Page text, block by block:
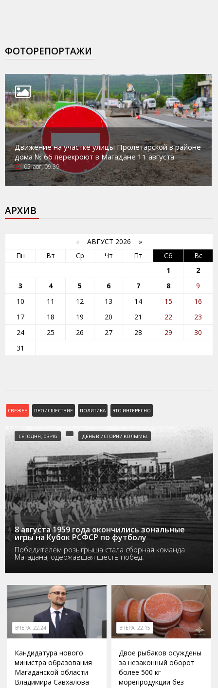
ФОТОРЕПОРТАЖИ
Движение на участке улицы Пролетарской в районе
дома № 66 перекроют в Магадане 11 августа
05-авг, 09:39
АРХИВ
« АВГУСТ 2026 »
Пн
Вт Ср Чт Пт Сб
Вс
1
2
3
4 5 6 7 8
9
10
11 12 13 14 15
16
17
18 19 20 21 22
23
24
25 26 27 28 29
30
31
СВЕЖЕЕ ПРОИСШЕСТВИЕ ПОЛИТИКА ЭТО ИНТЕРЕСНО
СЕГОДНЯ, 03:46 ДЕНЬ В ИСТОРИИ КОЛЫМЫ
8 августа 1959 года окончились зональные
игры на Кубок РСФСР по футболу
Победителем розыгрыша стала сборная команда
Магадана, одержавшая шесть побед.
ВЧЕРА, 22:24
Кандидатура нового
министра образования
Магаданской области
Владимира Савхалова
ВЧЕРА, 22:15
Двое рыбаков осуждены
за незаконный оборот
более 500 кг
морепродукции без